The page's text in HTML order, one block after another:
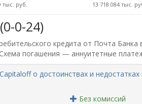
тыс. руб. 13 718 084 тыс.
0-24)
кредита от Почта
погашения — аннуитетные
о достоинствах и
Без комиссий